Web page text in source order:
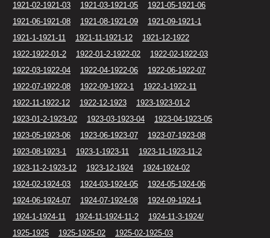
1921-02-1921-03
1921-03-1921-05
1921-05-1921-06
1921-06-1921-08
1921-08-1921-09
1921-09-1921-1
1921-1-1921-11
1921-11-1921-12
1921-12-1922
1922-1922-01-2
1922-01-2-1922-02
1922-02-1922-03
1922-03-1922-04
1922-04-1922-06
1922-06-1922-07
1922-07-1922-08
1922-09-1922-1
1922-1-1922-11
1922-11-1922-12
1922-12-1923
1923-1923-01-2
1923-01-2-1923-02
1923-03-1923-04
1923-04-1923-05
1923-05-1923-06
1923-06-1923-07
1923-07-1923-08
1923-08-1923-1
1923-1-1923-11
1923-11-1923-11-2
1923-11-2-1923-12
1923-12-1924
1924-1924-02
1924-02-1924-03
1924-03-1924-05
1924-05-1924-06
1924-06-1924-07
1924-07-1924-08
1924-09-1924-1
1924-1-1924-11
1924-11-1924-11-2
1924-11-3-1924/
1925-1925
1925-1925-02
1925-02-1925-03